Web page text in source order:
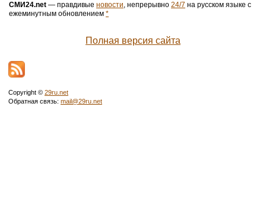
СМИ24.net — правдивые новости, непрерывно 24/7 на русском языке с
ежеминутным обновлением *
Полная версия сайта
Copyright © 29ru.net
Обратная связь: mail@29ru.net